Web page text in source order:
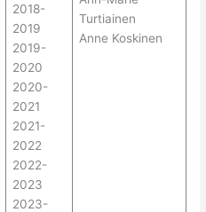
2018-
2019
2019-
2020
2020-
2021
2021-
2022
2022-
2023
2023-
Turtiainen
Anne Koskinen